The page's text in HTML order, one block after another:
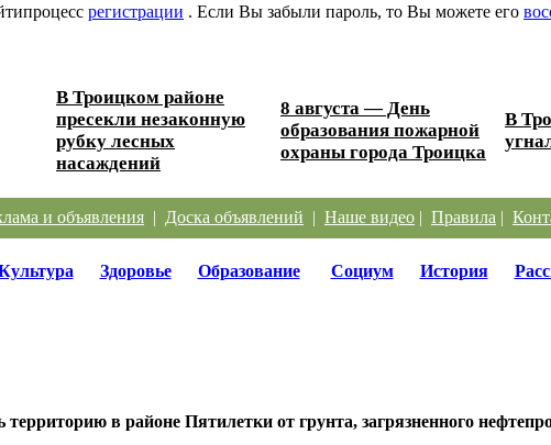
регистрации . Если Вы забыли пароль, то Вы можете его
В Троицком районе
пресекли незаконную
рубку лесных
насаждений
8 августа — День
образования пожарной
охраны города Троицка
В
и объявления | Доска объявлений | Наше видео | Правила |
Здоровье Образование Социум История
в районе Пятилетки от грунта, загрязненного